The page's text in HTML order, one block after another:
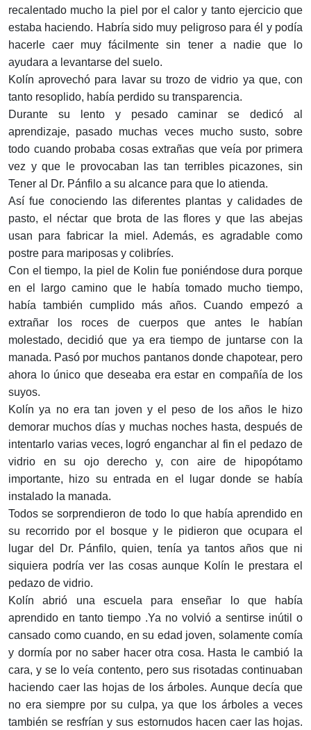
recalentado mucho la piel por el calor y tanto ejercicio que
estaba haciendo. Habría sido muy peligroso para él y podía
hacerle caer muy fácilmente sin tener a nadie que lo
ayudara a levantarse del suelo.
Kolín aprovechó para lavar su trozo de vidrio ya que, con
tanto resoplido, había perdido su transparencia.
Durante su lento y pesado caminar se dedicó al
aprendizaje, pasado muchas veces mucho susto, sobre
todo cuando probaba cosas extrañas que veía por primera
vez y que le provocaban las tan terribles picazones, sin
Tener al Dr. Pánfilo a su alcance para que lo atienda.
Así fue conociendo las diferentes plantas y calidades de
pasto, el néctar que brota de las flores y que las abejas
usan para fabricar la miel. Además, es agradable como
postre para mariposas y colibríes.
Con el tiempo, la piel de Kolin fue poniéndose dura porque
en el largo camino que le había tomado mucho tiempo,
había también cumpli­do más años. Cuando empezó a
extrañar los roces de cuerpos que antes le habían
molestado, decidió que ya era tiempo de juntarse con la
manada. Pasó por muchos pantanos donde chapotear, pero
ahora lo único que deseaba era estar en compañía de los
suyos.
Kolín ya no era tan joven y el peso de los años le hizo
demorar muchos días y muchas noches hasta, después de
intentarlo varias veces, logró enganchar al fin el pedazo de
vidrio en su ojo derecho y, con aire de hipopótamo
importante, hizo su entrada en el lugar donde se había
instalado la manada.
Todos se sorprendieron de todo lo que había aprendido en
su reco­rrido por el bosque y le pidieron que ocupara el
lugar del Dr. Pánfilo, quien, tenía ya tantos años que ni
siquiera podría ver las cosas aunque Kolín le prestara el
pedazo de vidrio.
Kolín abrió una escuela para enseñar lo que había
aprendido en tanto tiempo .Ya no volvió a sentirse inútil o
cansado como cuando, en su edad joven, solamente comía
y dormía por no saber hacer otra cosa. Hasta le cambió la
cara, y se lo veía contento, pero sus risotadas continuaban
haciendo caer las hojas de los árboles. Aunque decía que
no era siempre por su culpa, ya que los árboles a veces
también se resfrían y sus estornu­dos hacen caer las hojas.